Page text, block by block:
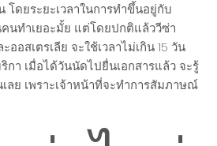
โดยระยะเวลาในการทำขึ้นอยู่กับ
นทำเยอะมั้ย แต่โดยปกติแล้ววีซ่า
ออสเตรเลีย จะใช้เวลาไม่เกิน 15 วัน
กา เมื่อได้วันนัดไปยื่นเอกสารแล้ว จะรู้
ลย เพราะเจ้าหน้าที่จะทำการสัมภาษณ์